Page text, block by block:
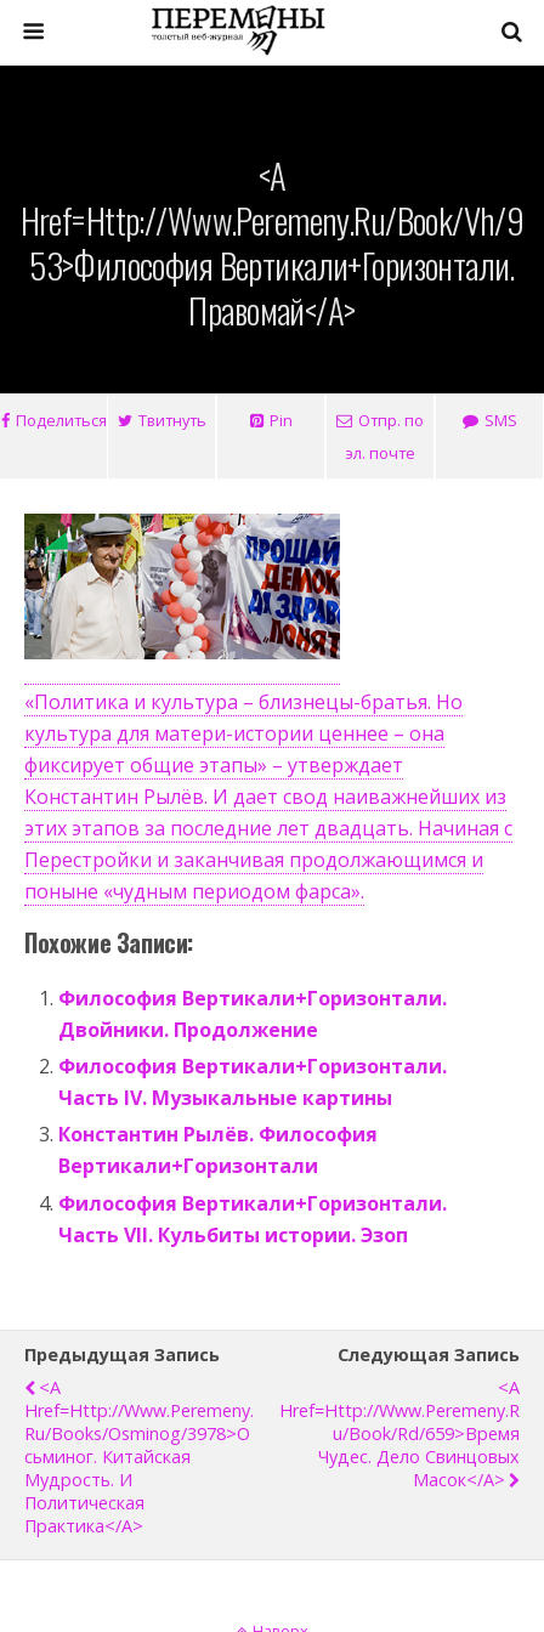
<a
Href=http://www.peremeny.ru/book/vh/9
53>Философия Вертикали+Горизонтали.
Правомай</a>
Поделиться Твитнуть Pin
Отпр. по
эл. почте
SMS
«Политика и культура – близнецы-братья. Но
культура для матери-истории ценнее – она
фиксирует общие этапы» – утверждает
Константин Рылёв. И дает свод наиважнейших из
этих этапов за последние лет двадцать. Начиная с
Перестройки и заканчивая продолжающимся и
поныне «чудным периодом фарса».
Похожие Записи:
Философия Вертикали+Горизонтали.
Двойники. Продолжение
Философия Вертикали+Горизонтали.
Часть IV. Музыкальные картины
Константин Рылёв. Философия
Вертикали+Горизонтали
Философия Вертикали+Горизонтали.
Часть VII. Кульбиты истории. Эзоп
Предыдущая Запись
<a
Href=http://www.peremeny.
Ru/books/osminog/3978>О
Сьминог. Китайская
Мудрость. И
Политическая
Практика</a>
Следующая Запись
<a
Href=http://www.peremeny.r
U/book/rd/659>Время
Чудес. Дело Свинцовых
Масок</a>